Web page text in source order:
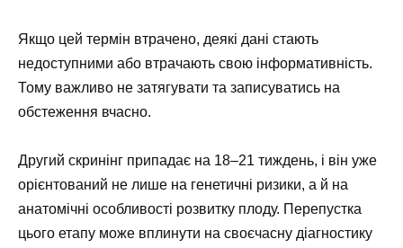
Якщо цей термін втрачено, деякі дані стають
недоступними або втрачають свою інформативність.
Тому важливо не затягувати та записуватись на
обстеження вчасно.
Другий скринінг припадає на 18–21 тиждень, і він уже
орієнтований не лише на генетичні ризики, а й на
анатомічні особливості розвитку плоду. Перепустка
цього етапу може вплинути на своєчасну діагностику